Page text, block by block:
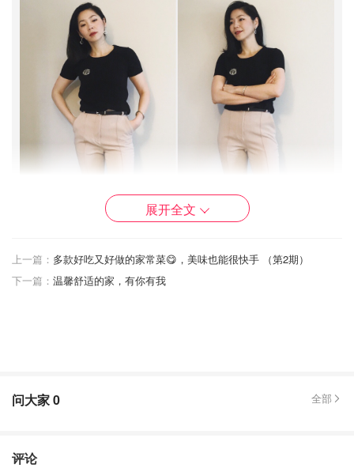
粉色阔腿裤，再加大都会博物馆艺术商店买的猫头鹰🦉
鞋：Aquazzura
展开全文
上一篇： 多款好吃又好做的家常菜😋，美味也能很快手 （第2期）
下一篇： 温馨舒适的家，有你有我
问大家0 全部
评论